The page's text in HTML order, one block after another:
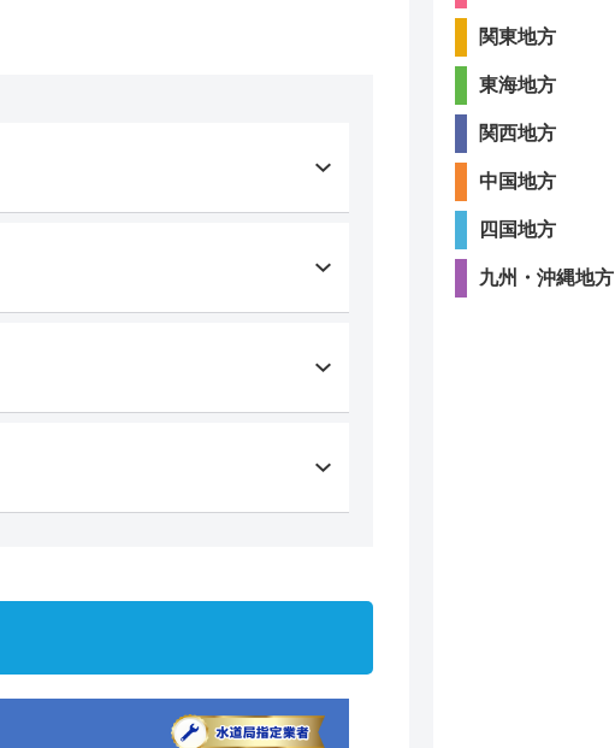
関東地方
東海地方
関西地方
中国地方
四国地方
九州・沖縄地方